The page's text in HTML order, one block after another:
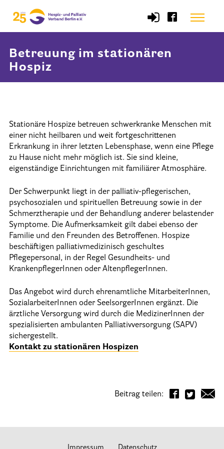
Menu
Satzung des HPV Berlin e.V.
Mitgliedschaft im Verband
Vorstand des HPV Berlin
Geschäftsstelle des HPV Berlin
Freie Stellen
Mitgliederbereich (Intranet)
Informationen
Hospizgedanke
Besondere Situationen
Betreuung Zuhause
Betreuung im Pflegeheim
Betreuung im stationären Hospiz
Patientenverfügung – Vorsorgevollmacht –
Betreuung im stationären
Hospiz
Stationäre Hospize betreuen schwerkranke Menschen mit
einer nicht heilbaren und weit fortgeschrittenen
Erkrankung in ihrer letzten Lebensphase, wenn eine Pflege
zu Hause nicht mehr möglich ist. Sie sind kleine,
eigenständige Einrichtungen mit familiärer Atmosphäre.
Der Schwerpunkt liegt in der palliativ-pflegerischen,
psychosozialen und spirituellen Betreuung sowie in der
Schmerztherapie und der Behandlung anderer belastender
Symptome. Die Aufmerksamkeit gilt dabei ebenso der
Familie und den Freunden des Betroffenen. Hospize
beschäftigen palliativmedizinisch geschultes
Pflegepersonal, in der Regel Gesundheits- und
KrankenpflegerInnen oder AltenpflegerInnen.
Das Angebot wird durch ehrenamtliche MitarbeiterInnen,
SozialarbeiterInnen oder SeelsorgerInnen ergänzt. Die
ärztliche Versorgung wird durch die MedizinerInnen der
spezialisierten ambulanten Palliativversorgung (SAPV)
sichergestellt.
Kontakt zu stationären Hospizen
Beitrag teilen: